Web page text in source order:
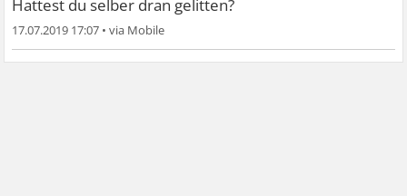
Hattest du selber dran gelitten?
17.07.2019 17:07 •